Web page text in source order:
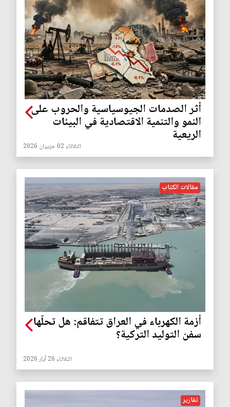
أثر الصدمات الجيوسياسية والحروب على
النمو والتنمية الاقتصادية في البيئات
الريعية
الثلاثاء 02 حزيران 2026
مقالات الكتاب
أزمة الكهرباء في العراق تتفاقم: هل تحلّها
سفن التوليد التركية؟
الثلاثاء 26 آيار 2026
تقارير